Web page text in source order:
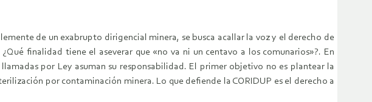
de un exabrupto dirigencial minera, se busca acallar la voz y el derecho de
finalidad tiene el aseverar que «no va ni un centavo a los comunarios»?. En
por Ley asuman su responsabilidad. El primer objetivo no es plantear la
por contaminación minera. Lo que defiende la CORIDUP es el derecho a